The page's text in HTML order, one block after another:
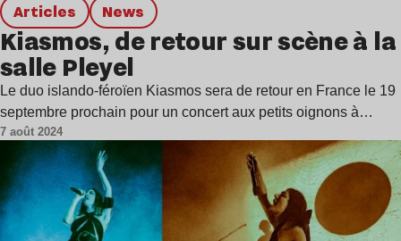
Articles news
Kiasmos, de retour sur scène à la
salle Pleyel
Le duo islando-féroïen Kiasmos sera de retour en France le 19
septembre prochain pour un concert aux petits oignons à…
7 août 2024